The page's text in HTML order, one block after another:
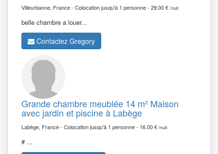
Villeurbanne, France - Colocation jusqu'à 1 personne - 29.00 € /nuit
belle chambre a louer...
Contactez Gregory
Grande chambre meublée 14 m² Maison
avec jardin et piscine à Labège
Labège, France - Colocation jusqu'à 1 personne - 16.00 € /nuit
# ...